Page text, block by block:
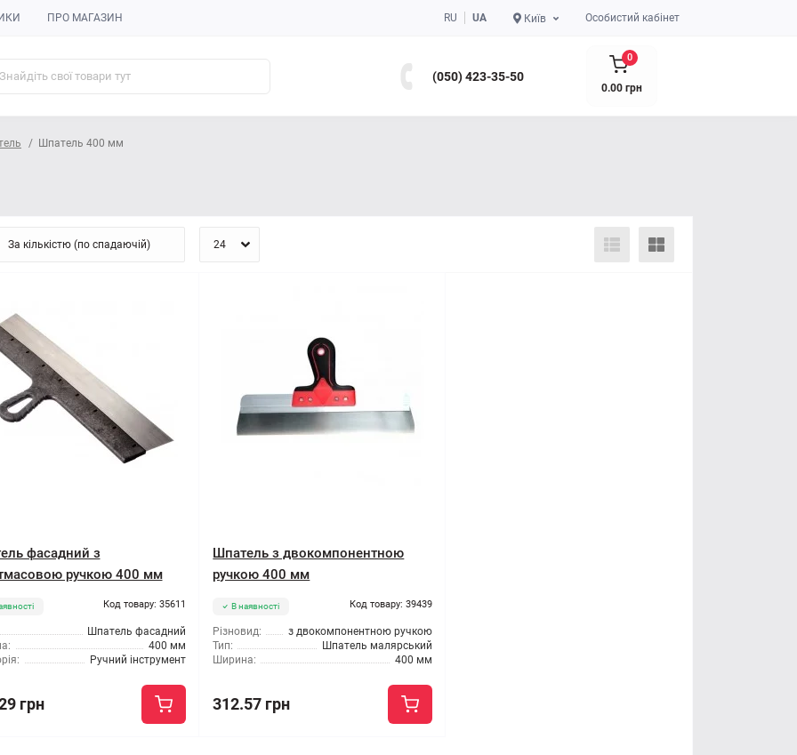
ПРО МАГАЗИН RU UA Київ Особистий кабінет
(050) 423-35-50
0
0.00 грн
Шпатель 400 мм
фасадний з
ручкою 400 мм
Код товару: 35611
Шпатель фасадний
400 мм
Ручний інструмент
грн
Шпатель з двокомпонентною
ручкою 400 мм
В наявності Код товару: 39439
Різновид:
з двокомпонентною ручкою
Тип:
Шпатель малярський
Ширина:
400 мм
312.57 грн